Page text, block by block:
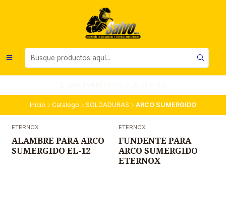
Inicio Catalogo SOLDADURAS ARCO SUMERGIDO
ETERNOX
ALAMBRE PARA ARCO
SUMERGIDO EL-12
ETERNOX
FUNDENTE PARA
ARCO SUMERGIDO
ETERNOX